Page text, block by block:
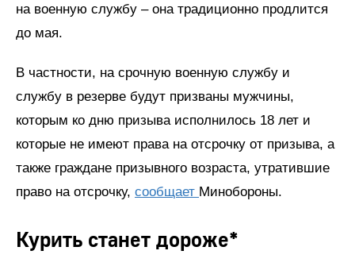
на военную службу – она традиционно продлится
до мая.
В частности, на срочную военную службу и
службу в резерве будут призваны мужчины,
которым ко дню призыва исполнилось 18 лет и
которые не имеют права на отсрочку от призыва, а
также граждане призывного возраста, утратившие
право на отсрочку, сообщает Минобороны.
Курить станет дороже*